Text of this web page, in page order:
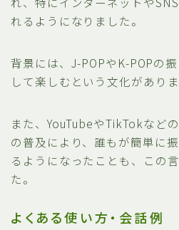
れるようになりました。
背景には、J-POPやK-POPの
して楽しむという文化がありま
また、YouTubeやTikTokなど
の普及により、誰もが簡単に
るようになったことも、この
た。
よくある使い方・会話例